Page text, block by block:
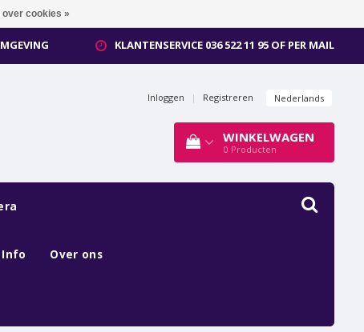
KLANTENSERVICE 036 522 11 95 OF PER MAIL
Inloggen | Registreren Nederlands
WINKELWAGEN
0 Producten
Info Over ons
over cookies »